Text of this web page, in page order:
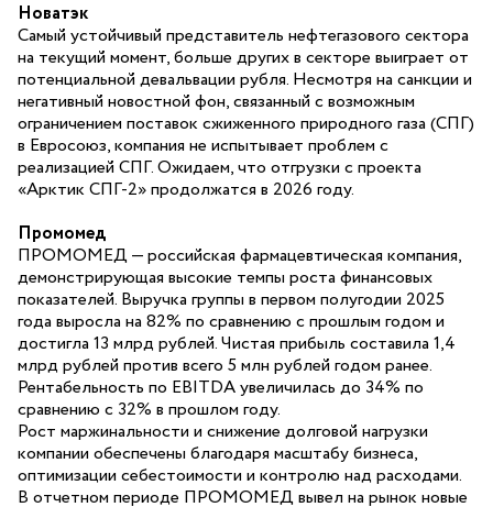
Новатэк
Самый устойчивый представитель нефтегазового сектора
на текущий момент, больше других в секторе выиграет от
потенциальной девальвации рубля. Несмотря на санкции и
негативный новостной фон, связанный с возможным
ограничением поставок сжиженного природного газа (СПГ)
в Евросоюз, компания не испытывает проблем с
реализацией СПГ. Ожидаем, что отгрузки с проекта
«Арктик СПГ-2» продолжатся в 2026 году.
Промомед
ПРОМОМЕД — российская фармацевтическая компания,
демонстрирующая высокие темпы роста финансовых
показателей. Выручка группы в первом полугодии 2025
года выросла на 82% по сравнению с прошлым годом и
достигла 13 млрд рублей. Чистая прибыль составила 1,4
млрд рублей против всего 5 млн рублей годом ранее.
Рентабельность по EBITDA увеличилась до 34% по
сравнению с 32% в прошлом году.
Рост маржинальности и снижение долговой нагрузки
компании обеспечены благодаря масштабу бизнеса,
оптимизации себестоимости и контролю над расходами.
В отчетном периоде ПРОМОМЕД вывел на рынок новые